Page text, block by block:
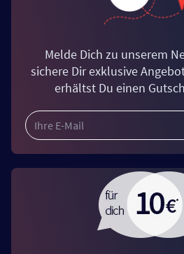
Melde Dich zu unserem
sichere Dir exklusive
erhältst Du einen